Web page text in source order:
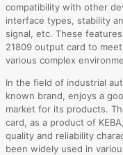
compatibility with other
interface types, stability
signal, etc. These
21809 output card to
various complex
In the field of industrial
known brand, enjoys a
market for its products.
card, as a product of
quality and reliability
been widely used in